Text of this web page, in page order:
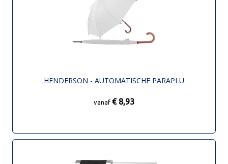
HENDERSON - AUTOMATISCHE PARAPLU
vanaf € 8,93